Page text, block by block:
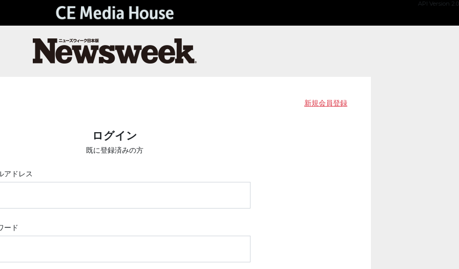
API Version 2.0
新規会員登録
ログイン
既に登録済みの方
アドレス
ード